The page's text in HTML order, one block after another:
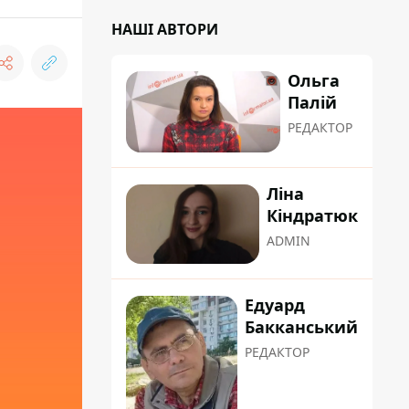
НАШІ АВТОРИ
Ольга
Палій
РЕДАКТОР
Ліна
Кіндратюк
ADMIN
Едуард
Бакканський
РЕДАКТОР